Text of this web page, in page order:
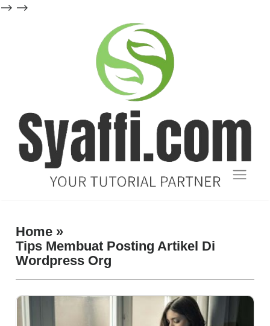
--> -->
Tutorial
dan
Sharing
TERBARU
Home »
Tips Membuat Posting Artikel Di
Wordpress Org